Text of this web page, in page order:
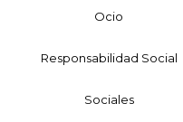
Ocio
Responsabilidad Social
Sociales